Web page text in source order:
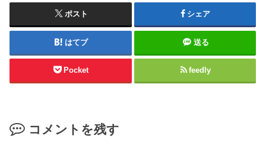
ポスト シェア
はてブ 送る
Pocket feedly
コメントを残す